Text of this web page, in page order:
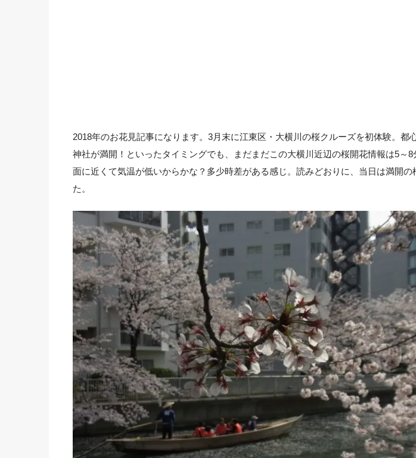
2018年のお花見記事になります。3月末に江東区・大横川の桜クルーズを初体験。都
神社が満開！といったタイミングでも、まだまだこの大横川近辺の桜開花情報は5～8
面に近くて気温が低いからかな？多少時差がある感じ。読みどおりに、当日は満開の
た。